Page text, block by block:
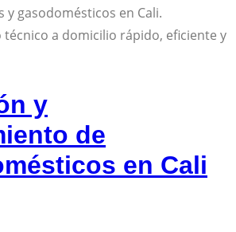
y gasodomésticos en Cali.
técnico a domicilio rápido, eficiente y
y
de
en Cali